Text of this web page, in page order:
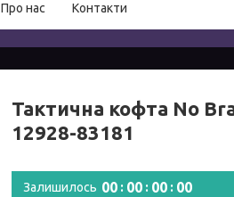
Про нас Контакти
Тактична кофта No
12928-83181
Залишилось 00 00 00 00